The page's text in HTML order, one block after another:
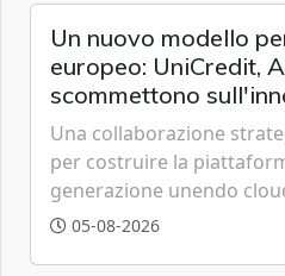
Un nuovo modello
europeo: UniCredit,
scommettono
tecnologica
Una collaborazione
per costruire la
generazione unendo
artificiale.
05-08-2026